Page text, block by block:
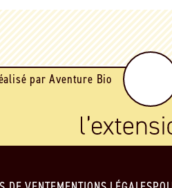
par Aventure Bio